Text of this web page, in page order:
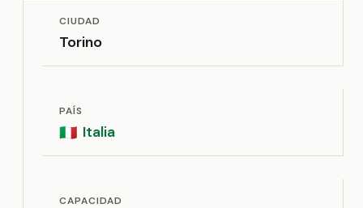
CIUDAD
Torino
PAÍS
🇮🇹 Italia
CAPACIDAD